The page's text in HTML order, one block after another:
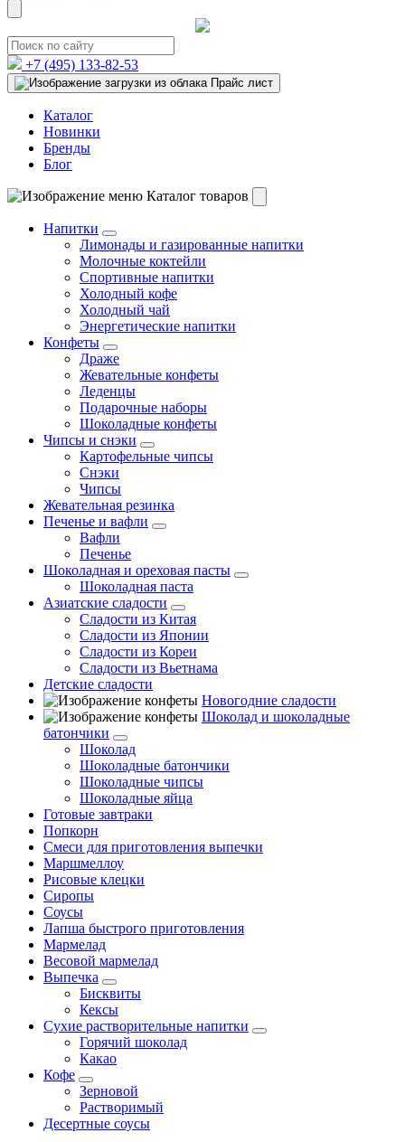
+7 (495) 133-82-53
Прайс лист
Каталог
Новинки
Бренды
Блог
Каталог товаров
Напитки
Лимонады и газированные напитки
Молочные коктейли
Спортивные напитки
Холодный кофе
Холодный чай
Энергетические напитки
Конфеты
Драже
Жевательные конфеты
Леденцы
Подарочные наборы
Шоколадные конфеты
Чипсы и снэки
Картофельные чипсы
Снэки
Чипсы
Жевательная резинка
Печенье и вафли
Вафли
Печенье
Шоколадная и ореховая пасты
Шоколадная паста
Азиатские сладости
Сладости из Китая
Сладости из Японии
Сладости из Кореи
Сладости из Вьетнама
Детские сладости
Новогодние сладости
Шоколад и шоколадные
батончики
Шоколад
Шоколадные батончики
Шоколадные чипсы
Шоколадные яйца
Готовые завтраки
Попкорн
Смеси для приготовления выпечки
Маршмеллоу
Рисовые клецки
Сиропы
Соусы
Лапша быстрого приготовления
Мармелад
Весовой мармелад
Выпечка
Бисквиты
Кексы
Сухие растворительные напитки
Горячий шоколад
Какао
Кофе
Зерновой
Растворимый
Десертные соусы